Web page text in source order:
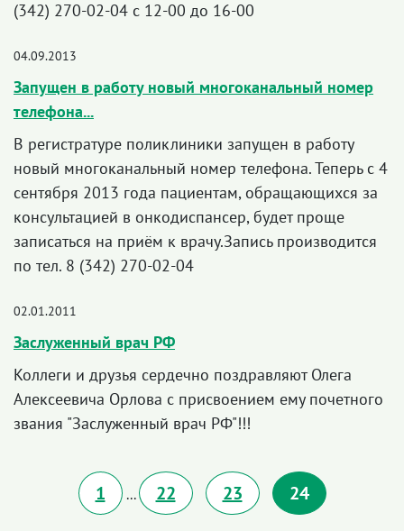
(342) 270-02-04 с 12-00 до 16-00
04.09.2013
Запущен в работу новый многоканальный номер
телефона...
В регистратуре поликлиники запущен в работу
новый многоканальный номер телефона. Теперь с 4
сентября 2013 года пациентам, обращающихся за
консультацией в онкодиспансер, будет проще
записаться на приём к врачу.Запись производится
по тел. 8 (342) 270-02-04
02.01.2011
Заслуженный врач РФ
Коллеги и друзья сердечно поздравляют Олега
Алексеевича Орлова с присвоением ему почетного
звания "Заслуженный врач РФ"!!!
1 ... 22 23 24